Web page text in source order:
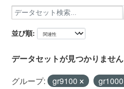
並び順
データセットが見つかりません
グループ: gr9100
gr1000